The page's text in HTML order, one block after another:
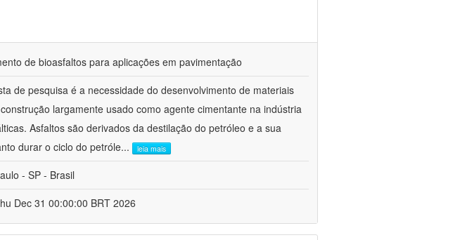
de bioasfaltos para aplicações em pavimentação
de pesquisa é a necessidade do desenvolvimento de materiais
largamente usado como agente cimentante na indústria
Asfaltos são derivados da destilação do petróleo e a sua
durar o ciclo do petróle... leia mais
- SP - Brasil
Dec 31 00:00:00 BRT 2026